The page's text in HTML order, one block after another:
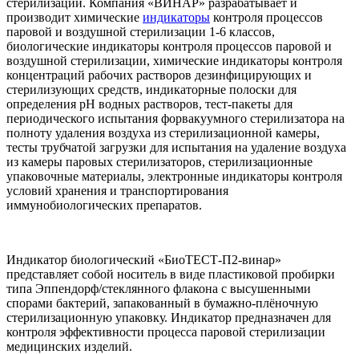
производит химические индикаторы контроля процессов
паровой и воздушной стерилизации 1-6 классов,
биологические индикаторы контроля процессов паровой и
воздушной стерилизации, химические индикаторы контроля
концентраций рабочих растворов дезинфицирующих и
стерилизующих средств, индикаторные полоски для
определения рН водных растворов, тест-пакеты для
периодического испытания форвакуумного стерилизатора на
полноту удаления воздуха из стерилизационной камеры,
тесты трубчатой загрузки для испытания на удаление воздуха
из камеры паровых стерилизаторов, стерилизационные
упаковочные материалы, электронные индикаторы контроля
условий хранения и транспортирования
иммунобиологических препаратов.
Индикатор биологический «БиоТЕСТ-П2-винар»
представляет собой носитель в виде пластиковой пробирки
типа Эппендорф/стеклянного флакона с высушенными
спорами бактерий, запакованный в бумажно-плёночную
стерилизационную упаковку. Индикатор предназначен для
контроля эффективности процесса паровой стерилизации
медицинских изделий.